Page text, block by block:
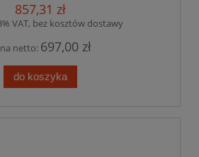
857,31 zł
VAT, bez kosztów dostawy
netto: 697,00 zł
do koszyka